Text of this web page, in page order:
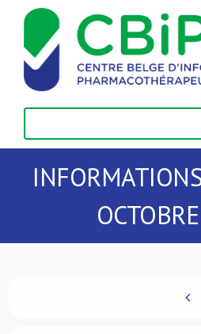
Passer
contenu
Actualités